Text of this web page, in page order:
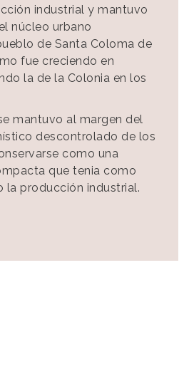
industrial y mantuvo
núcleo urbano
de Santa Coloma de
fue creciendo en
la de la Colonia en los
mantuvo al margen del
descontrolado de los
como una
que tenia como
la producción industrial.